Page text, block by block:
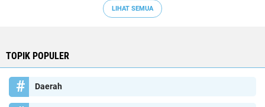
LIHAT SEMUA
TOPIK POPULER
Daerah